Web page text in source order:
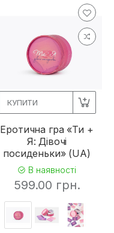
КУПИТИ
Еротична гра «Ти +
Я: Дівочі
посиденьки» (UA)
В наявності
599.00 грн.